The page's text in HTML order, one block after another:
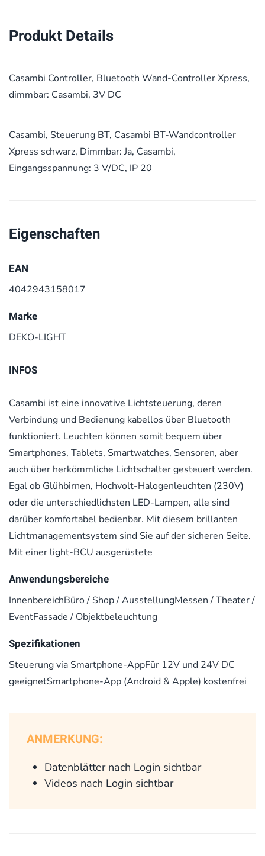
Produkt Details
Casambi Controller, Bluetooth Wand-Controller Xpress,
dimmbar: Casambi, 3V DC
Casambi, Steuerung BT, Casambi BT-Wandcontroller
Xpress schwarz, Dimmbar: Ja, Casambi,
Eingangsspannung: 3 V/DC, IP 20
Eigenschaften
EAN
4042943158017
Marke
DEKO-LIGHT
INFOS
Casambi ist eine innovative Lichtsteuerung, deren
Verbindung und Bedienung kabellos über Bluetooth
funktioniert. Leuchten können somit bequem über
Smartphones, Tablets, Smartwatches, Sensoren, aber
auch über herkömmliche Lichtschalter gesteuert werden.
Egal ob Glühbirnen, Hochvolt-Halogenleuchten (230V)
oder die unterschiedlichsten LED-Lampen, alle sind
darüber komfortabel bedienbar. Mit diesem brillanten
Lichtmanagementsystem sind Sie auf der sicheren Seite.
Mit einer light-BCU ausgerüstete
Anwendungsbereiche
InnenbereichBüro / Shop / AusstellungMessen / Theater /
EventFassade / Objektbeleuchtung
Spezifikationen
Steuerung via Smartphone-AppFür 12V und 24V DC
geeignetSmartphone-App (Android & Apple) kostenfrei
ANMERKUNG:
Datenblätter nach Login sichtbar
Videos nach Login sichtbar